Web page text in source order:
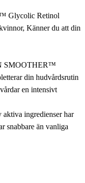
Glycolic Retinol
Känner du att din
SMOOTHER™
din hudvårdsrutin
en intensivt
aktiva ingredienser har
snabbare än vanliga